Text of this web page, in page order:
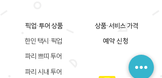
픽업·투어 상품
한인 택시·픽업
상품·서비스 가격
예약 신청
파리 쁘띠 투어
파리 시내 투어